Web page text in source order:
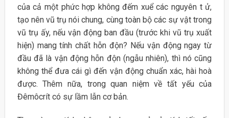
của cả một phức hợp không đếm xuể các nguyên t ử,
tạo nên vũ trụ nói chung, cùng toàn bộ các sự vật trong
vũ trụ ấy, nếu vận động ban đầu (trước khi vũ trụ xuất
hiện) mang tính chất hỗn độn? Nếu vận động ngay từ
đầu đã là vận động hỗn độn (ngẫu nhiên), thì nó cũng
không thể đưa cái gì đến vận động chuẩn xác, hài hoà
được. Thêm nữa, trong quan niệm về tất yếu của
Đêmôcrít có sự lầm lẫn cơ bản.